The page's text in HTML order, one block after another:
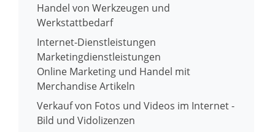
Handel von Werkzeugen und
Werkstattbedarf
Internet-Dienstleistungen
Marketingdienstleistungen
Online Marketing und Handel mit
Merchandise Artikeln
Verkauf von Fotos und Videos im Internet -
Bild und Vidolizenzen